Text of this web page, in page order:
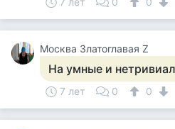
Москва Златоглавая Z
На умные и
7 лет 0 0